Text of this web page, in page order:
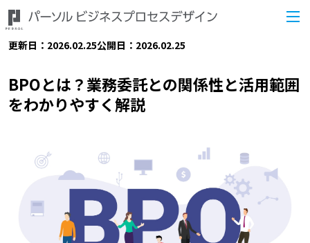
更新日：2026.02.25公開日：2026.02.25
BPOとは？業務委託との関係性と活用範囲
をわかりやすく解説